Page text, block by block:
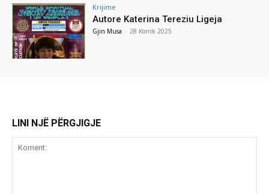
Krijime
Autore Katerina Tereziu Ligeja
Gjin Musa - 28 Korrik 2025
LINI NJË PËRGJIGJE